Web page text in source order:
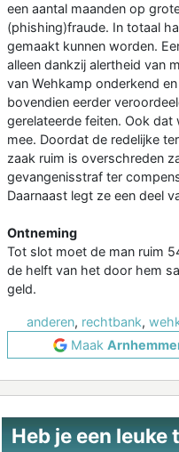
een aantal maanden op
(phishing)fraude. In totaal
gemaakt kunnen worden.
alleen dankzij alertheid van
van Wehkamp onderkend
bovendien eerder
gerelateerde feiten. Ook
mee. Doordat de redelijke
zaak ruim is overschreden
gevangenisstraf ter
Daarnaast legt ze een deel
Ontneming
Tot slot moet de man ruim
de helft van het door hem
geld.
anderen, rechtbank,
Maak
Heb je een